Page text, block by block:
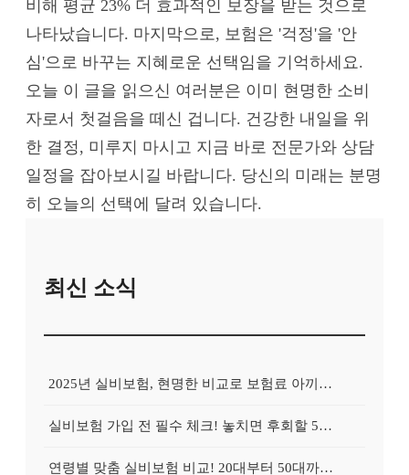
비해 평균 23% 더 효과적인 보장을 받는 것으로
나타났습니다. 마지막으로, 보험은 '걱정'을 '안
심'으로 바꾸는 지혜로운 선택임을 기억하세요.
오늘 이 글을 읽으신 여러분은 이미 현명한 소비
자로서 첫걸음을 떼신 겁니다. 건강한 내일을 위
한 결정, 미루지 마시고 지금 바로 전문가와 상담
일정을 잡아보시길 바랍니다. 당신의 미래는 분명
히 오늘의 선택에 달려 있습니다.
최신 소식
2025년 실비보험, 현명한 비교로 보험료 아끼는 5가지 방법
실비보험 가입 전 필수 체크! 놓치면 후회할 5가지 보장 조건
연령별 맞춤 실비보험 비교! 20대부터 50대까지 꼭 확인하세요